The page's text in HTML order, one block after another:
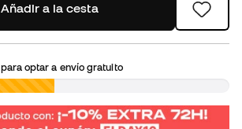
Añadir a la cesta
para optar a envío gratuito